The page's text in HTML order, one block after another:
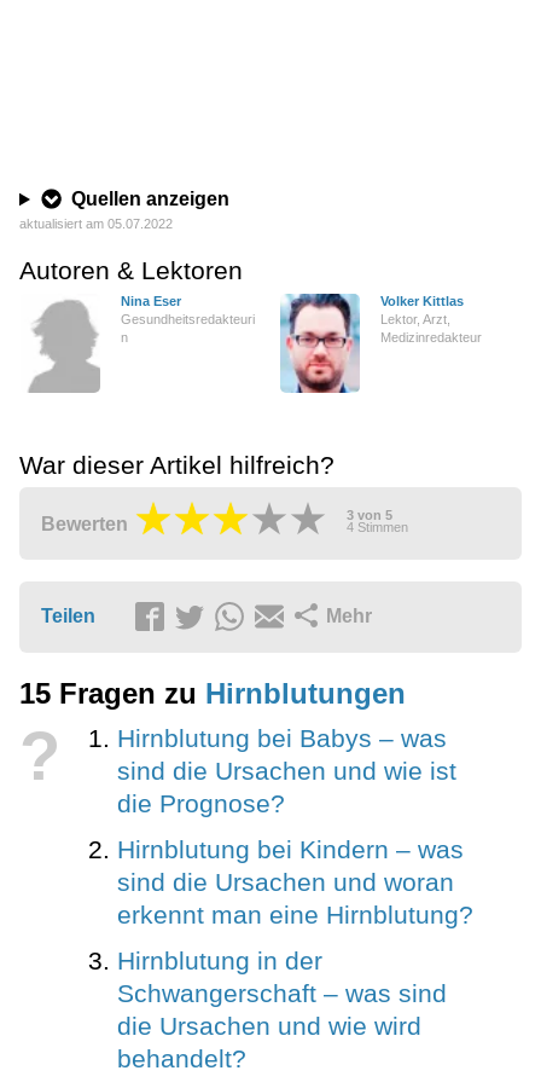
Quellen anzeigen
aktualisiert am 05.07.2022
Autoren & Lektoren
Nina Eser
Gesundheitsredakteuri
n
Volker Kittlas
Lektor, Arzt,
Medizinredakteur
War dieser Artikel hilfreich?
Bewerten 3 von 5
4 Stimmen
Teilen Mehr
15 Fragen zu Hirnblutungen
?
Hirnblutung bei Babys – was
sind die Ursachen und wie ist
die Prognose?
Hirnblutung bei Kindern – was
sind die Ursachen und woran
erkennt man eine Hirnblutung?
Hirnblutung in der
Schwangerschaft – was sind
die Ursachen und wie wird
behandelt?